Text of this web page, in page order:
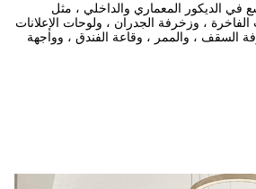
في الديكور المعماري والداخلي ، مثل
، وزخرفة الجدران ، ولوحات الإعلانات
السقف ، والممر ، وقاعة الفندق ، وواجهة